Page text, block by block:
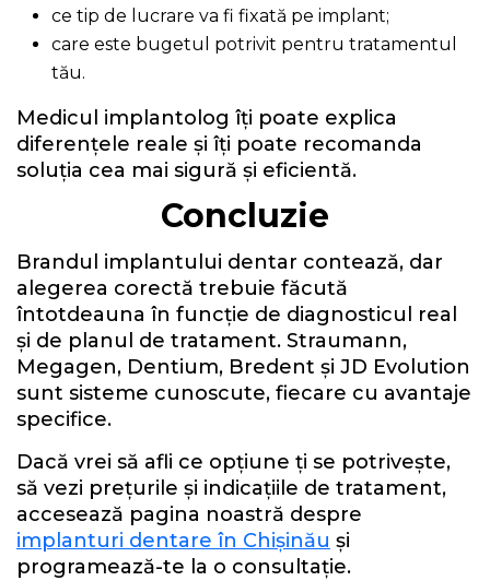
ce tip de lucrare va fi fixată pe implant;
care este bugetul potrivit pentru tratamentul
tău.
Medicul implantolog îți poate explica
diferențele reale și îți poate recomanda
soluția cea mai sigură și eficientă.
Concluzie
Brandul implantului dentar contează, dar
alegerea corectă trebuie făcută
întotdeauna în funcție de diagnosticul real
și de planul de tratament. Straumann,
Megagen, Dentium, Bredent și JD Evolution
sunt sisteme cunoscute, fiecare cu avantaje
specifice.
Dacă vrei să afli ce opțiune ți se potrivește,
să vezi prețurile și indicațiile de tratament,
accesează pagina noastră despre
implanturi dentare în Chișinău și
programează-te la o consultație.